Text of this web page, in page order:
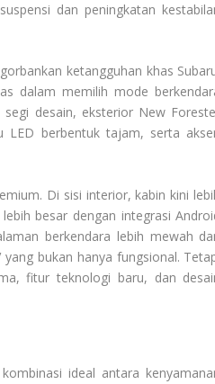
dan peningkatan
ketangguhan khas
dalam memilih mode
desain, eksterior New
LED berbentuk tajam, serta
Di sisi interior, kabin kini
besar dengan integrasi
berkendara lebih mewah
bukan hanya fungsional.
fitur teknologi baru, dan
ideal antara